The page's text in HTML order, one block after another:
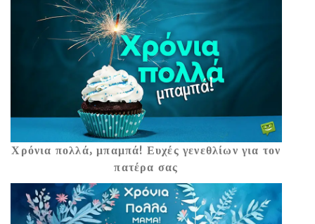
Χρόνια πολλά, μπαμπά! Ευχές γενεθλίων για τον
πατέρα σας